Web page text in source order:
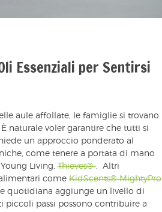
Essenziali per Sentirsi
aule affollate, le famiglie si trovano
naturale voler garantire che tutti si
un approccio ponderato al
come tenere a portata di mano
Living, Thieves® . Altri
come KidScents® MightyPro
quotidiana aggiunge un livello di
piccoli passi possono contribuire a